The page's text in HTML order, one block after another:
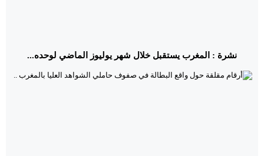
نشرة : المغرب يستقبل خلال شهر يوليوز الماضي لوحده...